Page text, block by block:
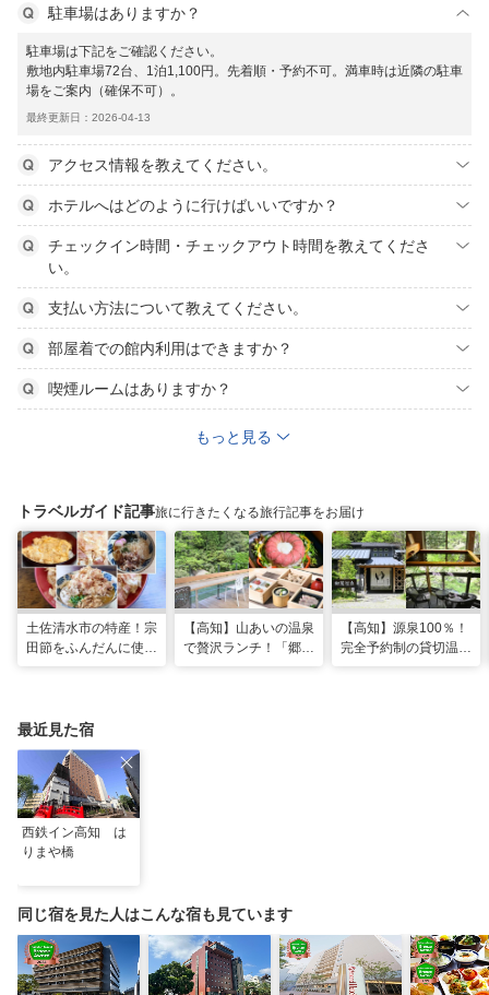
駐車場はありますか？
駐車場は下記をご確認ください。
敷地内駐車場72台、1泊1,100円。先着順・予約不可。満車時は近隣の駐車
場をご案内（確保不可）。
最終更新日：2026-04-13
アクセス情報を教えてください。
ホテルへはどのように行けばいいですか？
チェックイン時間・チェックアウト時間を教えてくださ
い。
支払い方法について教えてください。
部屋着での館内利用はできますか？
喫煙ルームはありますか？
もっと見る
トラベルガイド記事旅に行きたくなる旅行記事をお届け
土佐清水市の特産！宗
田節をふんだんに使っ
【高知】山あいの温泉
で贅沢ランチ！「郷麓
【高知】源泉100％！
完全予約制の貸切温泉
最近見た宿
西鉄イン高知 は
りまや橋
同じ宿を見た人はこんな宿も見ています